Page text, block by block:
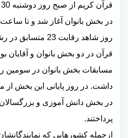
روز شاهد رقابت 23 متسابق
در
قرآن در دو بخش بانوان و آقایان
مسابقات بخش بانوان در سومین
در بخش دانش آموزی و بزرگسالان
پرداختند.
ازجمله کشورهایی که